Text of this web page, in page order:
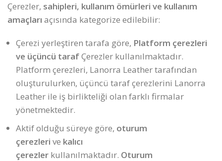
Çerezler, sahipleri, kullanım ömürleri ve kullanım
amaçları açısında kategorize edilebilir:
Çerezi yerleştiren tarafa göre, Platform çerezleri
ve üçüncü tarafÇerezler kullanılmaktadır.
Platform çerezleri, Lanorra Leather tarafından
oluşturulurken, üçüncü taraf çerezlerini Lanorra
Leather ile iş birlikteliği olan farklı firmalar
yönetmektedir.
Aktif olduğu süreye göre, oturum
çerezleri ve kalıcı
çerezler kullanılmaktadır. Oturum